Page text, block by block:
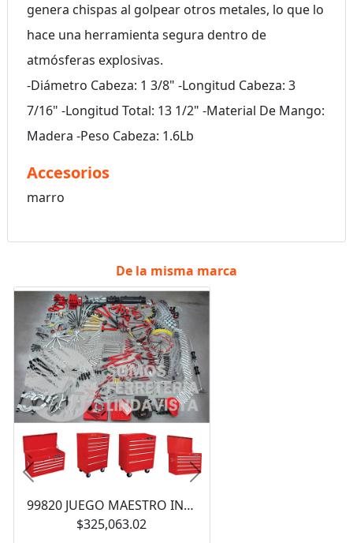
genera chispas al golpear otros metales, lo que lo
hace una herramienta segura dentro de
atmósferas explosivas.
-Diámetro Cabeza: 1 3/8" -Longitud Cabeza: 3
7/16" -Longitud Total: 13 1/2" -Material De Mango:
Madera -Peso Cabeza: 1.6Lb
Accesorios
marro
De la misma marca
99820 JUEGO MAESTRO INDUSTRIAL COMBINADO 940 PIEZAS, CON GABINETES EX27M5, EX27M6, EX27S6 URREA
$325,063.02
Anterior Siguiente